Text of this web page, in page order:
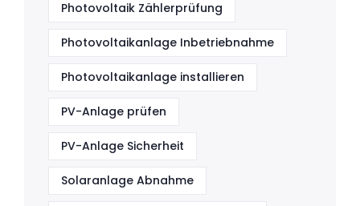
Photovoltaik Zählerprüfung
Photovoltaikanlage Inbetriebnahme
Photovoltaikanlage installieren
PV-Anlage prüfen
PV-Anlage Sicherheit
Solaranlage Abnahme